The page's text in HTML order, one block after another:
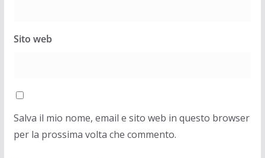
Sito web
Salva il mio nome, email e sito web in questo browser
per la prossima volta che commento.